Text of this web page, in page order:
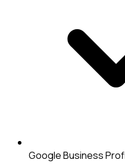
Google Business